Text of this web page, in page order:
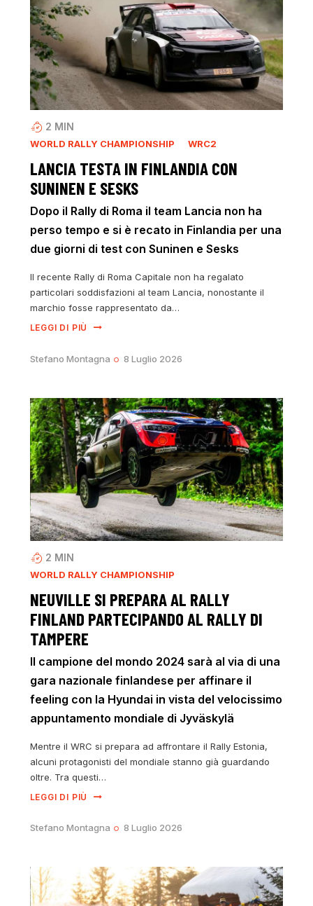
2 MIN
WORLD RALLY CHAMPIONSHIP WRC2
LANCIA TESTA IN FINLANDIA CON
SUNINEN E SESKS
Dopo il Rally di Roma il team Lancia non ha
perso tempo e si è recato in Finlandia per una
due giorni di test con Suninen e Sesks
Il recente Rally di Roma Capitale non ha regalato
particolari soddisfazioni al team Lancia, nonostante il
marchio fosse rappresentato da…
LEGGI DI PIÙ
Stefano Montagna 8 Luglio 2026
2 MIN
WORLD RALLY CHAMPIONSHIP
NEUVILLE SI PREPARA AL RALLY
FINLAND PARTECIPANDO AL RALLY DI
TAMPERE
Il campione del mondo 2024 sarà al via di una
gara nazionale finlandese per affinare il
feeling con la Hyundai in vista del velocissimo
appuntamento mondiale di Jyväskylä
Mentre il WRC si prepara ad affrontare il Rally Estonia,
alcuni protagonisti del mondiale stanno già guardando
oltre. Tra questi…
LEGGI DI PIÙ
Stefano Montagna 8 Luglio 2026